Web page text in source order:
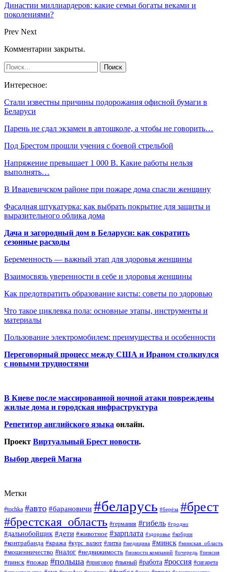
Династии миллиардеров: какие семьи богаты веками и
поколениями?
Prev Next
Комментарии закрыты.
Интересное:
Стали известны причины подорожания офисной бумаги в
Беларуси
Парень не сдал экзамен в автошколе, а чтобы не говорить…
Под Брестом прошли учения с боевой стрельбой
Напряжение превышает 1 000 В. Какие работы нельзя
выполнять…
В Ивацевичском районе при пожаре дома спасли женщину
Фасадная штукатурка: как выбрать покрытие для защиты и
выразительного облика дома
Дача и загородный дом в Беларуси: как сократить
сезонные расходы
Беременность — важный этап для здоровья женщины
Взаимосвязь уверенности в себе и здоровья женщины
Как предотвратить образование кисты: советы по здоровью
Что такое циклевка пола: основные этапы, инструменты и
материалы
Пользование электромобилем: преимущества и особенности
Переговорный процесс между США и Ираном столкнулся
с новыми трудностями
В Киеве после массированной ночной атаки повреждены
жилые дома и городская инфраструктура
Репетитор английского языка онлайн.
Проект Виртуальный Брест новости.
Выбор дверей Магна
Метки
#tochka #авто #барановичи #беларусь #берёза #брест
#брестская_область #германия #гибель #гродно
#дальнобойщик #дети #животное #зарплата #здоровье #кобрин
#контрабанда #кража #курс_валют #литва #медицина #минск #минская_область
#мошенничество #налог #недвижимость #новости компаний #очередь #пенсия
#пинск #пожар #польша #приговор #пьяный #работа #россия #сигарета